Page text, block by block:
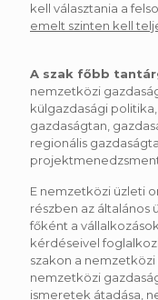
kell választania a
emelt szinten kell
A szak főbb
nemzetközi
külgazdasági
gazdaságtan,
regionális
E nemzetközi üzleti
részben az általános
főként a
kérdéseivel
szakon a
nemzetközi
ismeretek átadása,